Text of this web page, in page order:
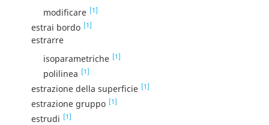
modificare [1]
estrai bordo [1]
estrarre
isoparametriche [1]
polilinea [1]
estrazione della superficie [1]
estrazione gruppo [1]
estrudi [1]